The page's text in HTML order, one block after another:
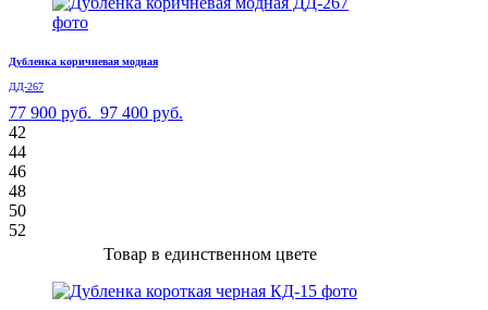
Дубленка коричневая модная
ДД-267
77 900 руб. 97 400 руб.
42
44
46
48
50
52
Товар в единственном цвете